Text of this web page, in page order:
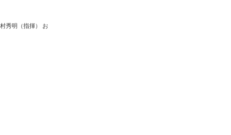
秀明（指揮） お